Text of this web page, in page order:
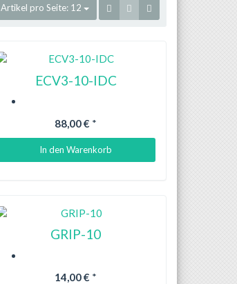
Artikel pro Seite: 12
ECV3-10-IDC
88,00 € *
In den Warenkorb
GRIP-10
14,00 € *